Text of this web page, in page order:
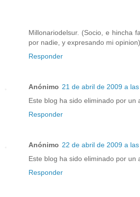
Millonariodelsur. (Socio, e hincha
por nadie, y expresando mi opinion).
Responder
Anónimo 21 de abril de 2009 a las
Este blog ha sido eliminado por un
Responder
Anónimo 22 de abril de 2009 a las
Este blog ha sido eliminado por un
Responder